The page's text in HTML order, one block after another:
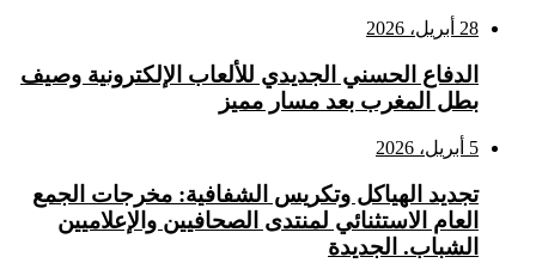
28 أبريل، 2026
الدفاع الحسني الجديدي للألعاب الإلكترونية وصيف
بطل المغرب بعد مسار مميز
5 أبريل، 2026
تجديد الهياكل وتكريس الشفافية: مخرجات الجمع
العام الاستثنائي لمنتدى الصحافيين والإعلاميين
الشباب. الجديدة